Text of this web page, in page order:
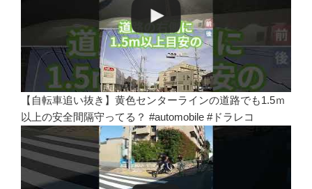
【自転車追い抜き】黄色センターラインの道路でも1.5ｍ
以上の安全間隔守ってる？ #automobile #ドラレコ